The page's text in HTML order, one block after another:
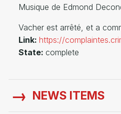
Musique de Edmond
Vacher est arrêté, et a
Link:https://
State: complete
NEWS ITEMS